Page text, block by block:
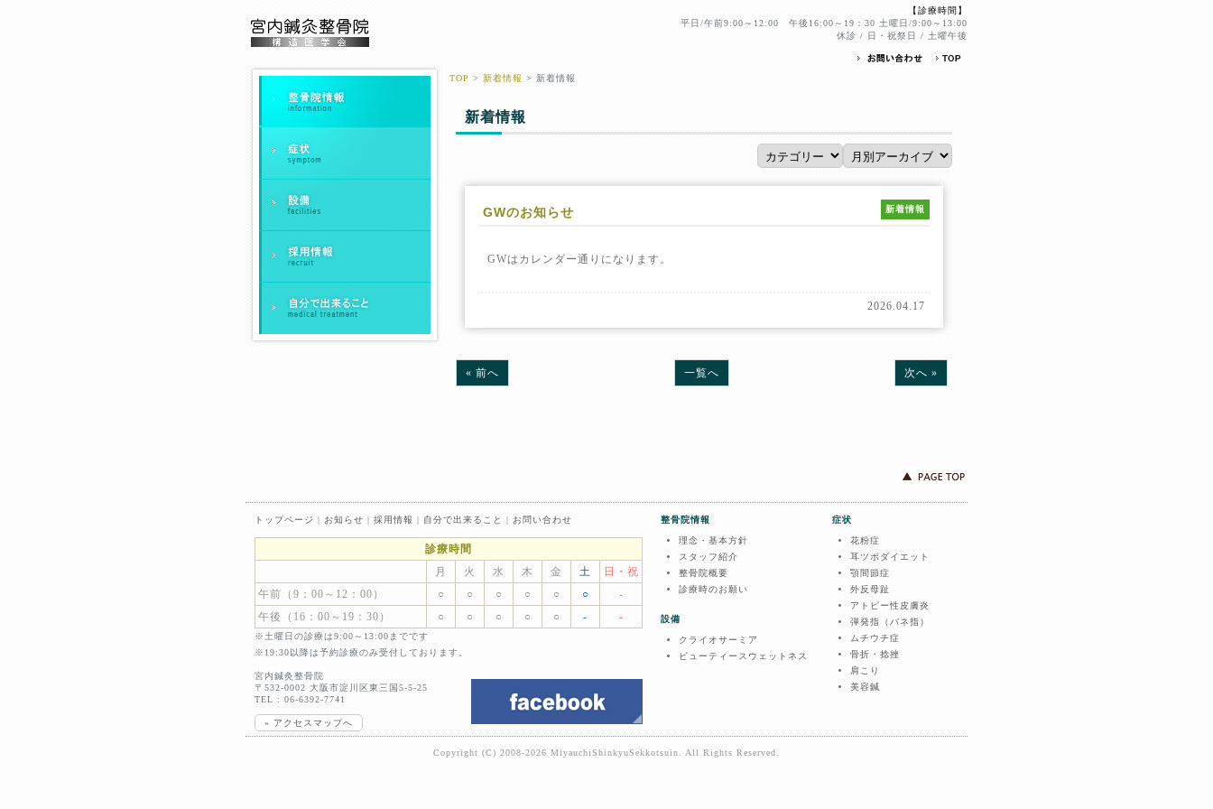
【診療時間】
平日/午前9:00～12:00 午後16:00～19：30 土曜日/9:00～13:00
休診 / 日・祝祭日 / 土曜午後
TOP > 新着情報 > 新着情報
新着情報
GWのお知らせ 新着情報
GWはカレンダー通りになります。
2026.04.17
« 前へ 一覧へ 次へ »
整骨院情報
理念・基本方針
スタッフ紹介
整骨院概要
診療時のお願い
設備
クライオサーミア
ビューティースウェットネス
症状
花粉症
耳ツボダイエット
顎間節症
外反母趾
アトピー性皮膚炎
弾発指（バネ指）
ムチウチ症
骨折・捻挫
肩こり
美容鍼
トップページ | お知らせ | 採用情報 | 自分で出来ること | お問い合わせ
診療時間
月
火 水 木 金 土
日・祝
午前（9：00～12：00）
○ ○ ○ ○ ○ ○
-
午後（16：00～19：30）
○ ○ ○ ○ ○ - -
※土曜日の診療は9:00～13:00までです
※19:30以降は予約診療のみ受付しております。
宮内鍼灸整骨院
〒532-0002 大阪市淀川区東三国5-5-25
TEL : 06-6392-7741
» アクセスマップへ
Copyright (C) 2008-2026 MiyauchiShinkyuSekkotsuin. All Rights Reserved.